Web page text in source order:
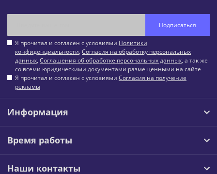
Подписаться
Я прочитал и согласен с условиями Политики
конфиденциальности, Согласия на обработку персональных
данных, Соглашения об обработке персональных данных, а так же
со всеми юридическими документами размещенными на сайте
Я прочитал и согласен с условиями Согласия на получение
рекламы
Информация
Время работы
Наши контакты